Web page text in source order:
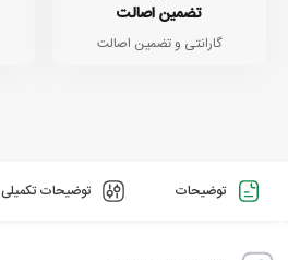
تضمین اصالت
گارانتی و تضمین اصالت
توضیحات توضیحات تکمیلی